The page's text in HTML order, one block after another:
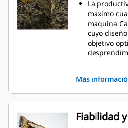
La
máximo
máquina
cuyo
objetivo
radio
hacia el
del talón
parte
arrastre, lo
Más
Fiabilidad